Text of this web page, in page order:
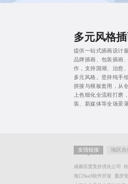
多元风格
提供一站式插画设计
品牌插画、包装插画
作，支持国潮、治愈
多元风格。坚持纯手
拼接与模板套用，从
上色细化全流程打磨
装、新媒体等全场景
友情链接 地区合
成都百度竞价优化公司
海口SaaS软件开发
重庆